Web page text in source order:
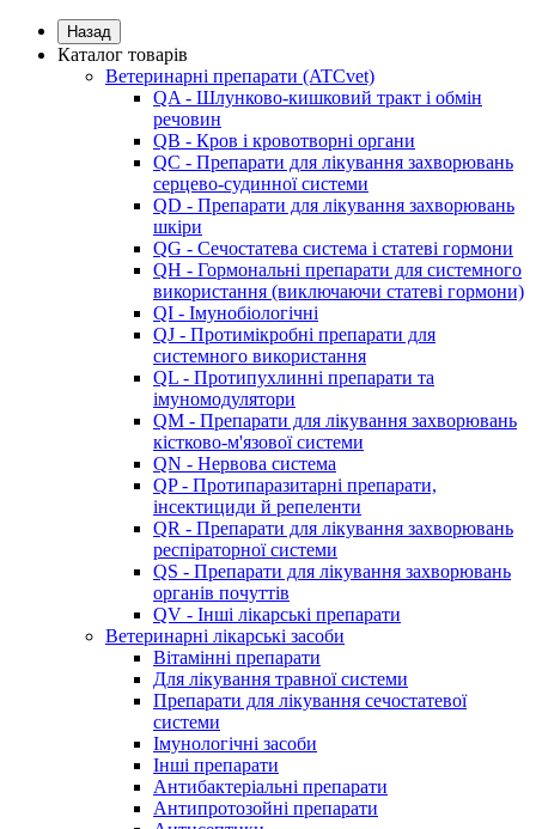
Назад
Каталог товарів
Ветеринарні препарати (ATCvet)
QA - Шлунково-кишковий тракт і обмін
речовин
QB - Кров і кровотворні органи
QC - Препарати для лікування захворювань
серцево-судинної системи
QD - Препарати для лікування захворювань
шкіри
QG - Сечостатева система і статеві гормони
QH - Гормональні препарати для системного
використання (виключаючи статеві гормони)
QI - Імунобіологічні
QJ - Протимікробні препарати для
системного використання
QL - Протипухлинні препарати та
імуномодулятори
QM - Препарати для лікування захворювань
кістково-м'язової системи
QN - Нервова система
QP - Протипаразитарні препарати,
інсектициди й репеленти
QR - Препарати для лікування захворювань
респіраторної системи
QS - Препарати для лікування захворювань
органів почуттів
QV - Інші лікарські препарати
Ветеринарні лікарські засоби
Вітамінні препарати
Для лікування травної системи
Препарати для лікування сечостатевої
системи
Імунологічні засоби
Інші препарати
Антибактеріальні препарати
Антипротозойні препарати